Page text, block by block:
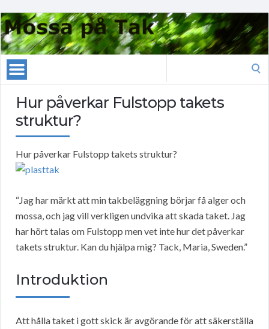
Hur påverkar Fulstopp takets
struktur?
Hur påverkar Fulstopp takets struktur?
“Jag har märkt att min takbeläggning börjar få alger och
mossa, och jag vill verkligen undvika att skada taket. Jag
har hört talas om Fulstopp men vet inte hur det påverkar
takets struktur. Kan du hjälpa mig? Tack, Maria, Sweden.”
Introduktion
Att hålla taket i gott skick är avgörande för att säkerställa